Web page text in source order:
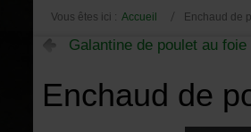
Vous êtes ici : Accueil Enchaud de
Galantine de poulet au
Enchaud de